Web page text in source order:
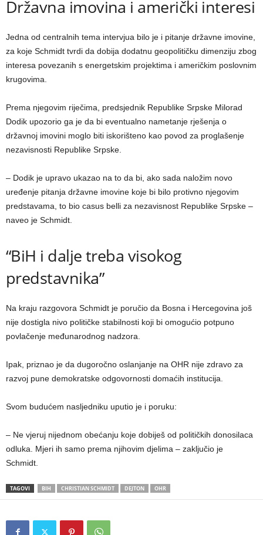
Državna imovina i američki interesi
Jedna od centralnih tema intervjua bilo je i pitanje državne imovine,
za koje Schmidt tvrdi da dobija dodatnu geopolitičku dimenziju zbog
interesa povezanih s energetskim projektima i američkim poslovnim
krugovima.
Prema njegovim riječima, predsjednik Republike Srpske Milorad
Dodik upozorio ga je da bi eventualno nametanje rješenja o
državnoj imovini moglo biti iskorišteno kao povod za proglašenje
nezavisnosti Republike Srpske.
– Dodik je upravo ukazao na to da bi, ako sada naložim novo
uređenje pitanja državne imovine koje bi bilo protivno njegovim
predstavama, to bio casus belli za nezavisnost Republike Srpske –
naveo je Schmidt.
“BiH i dalje treba visokog
predstavnika”
Na kraju razgovora Schmidt je poručio da Bosna i Hercegovina još
nije dostigla nivo političke stabilnosti koji bi omogućio potpuno
povlačenje međunarodnog nadzora.
Ipak, priznao je da dugoročno oslanjanje na OHR nije zdravo za
razvoj pune demokratske odgovornosti domaćih institucija.
Svom budućem nasljedniku uputio je i poruku:
– Ne vjeruj nijednom obećanju koje dobiješ od političkih donosilaca
odluka. Mjeri ih samo prema njihovim djelima – zaključio je
Schmidt.
TAGOVI BIH CHRISTIAN SCHMIDT DEJTON OHR